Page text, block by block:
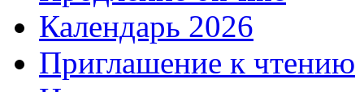
Календарь 2026
Приглашение к чтению